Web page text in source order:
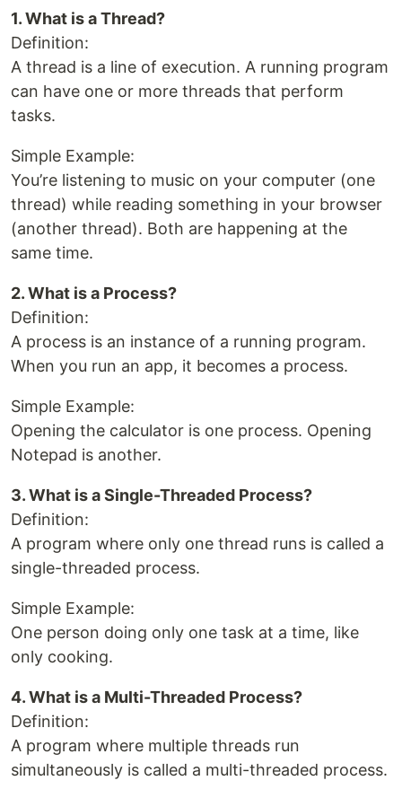
1. What is a Thread?
Definition:
A thread is a line of execution. A running program
can have one or more threads that perform
tasks.
Simple Example:
You’re listening to music on your computer (one
thread) while reading something in your browser
(another thread). Both are happening at the
same time.
2. What is a Process?
Definition:
A process is an instance of a running program.
When you run an app, it becomes a process.
Simple Example:
Opening the calculator is one process. Opening
Notepad is another.
3. What is a Single-Threaded Process?
Definition:
A program where only one thread runs is called a
single-threaded process.
Simple Example:
One person doing only one task at a time, like
only cooking.
4. What is a Multi-Threaded Process?
Definition:
A program where multiple threads run
simultaneously is called a multi-threaded process.